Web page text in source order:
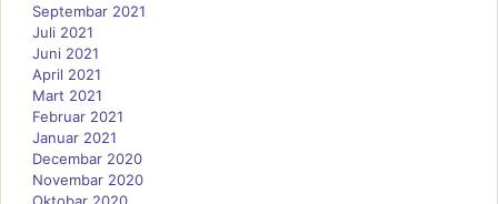
Septembar 2021
Juli 2021
Juni 2021
April 2021
Mart 2021
Februar 2021
Januar 2021
Decembar 2020
Novembar 2020